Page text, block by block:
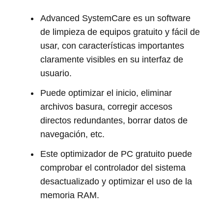
Advanced SystemCare es un software
de limpieza de equipos gratuito y fácil de
usar, con características importantes
claramente visibles en su interfaz de
usuario.
Puede optimizar el inicio, eliminar
archivos basura, corregir accesos
directos redundantes, borrar datos de
navegación, etc.
Este optimizador de PC gratuito puede
comprobar el controlador del sistema
desactualizado y optimizar el uso de la
memoria RAM.